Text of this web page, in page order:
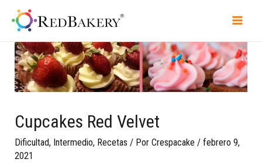
Cupcakes Red Velvet
Dificultad, Intermedio, Recetas / PorCrespacake /febrero 9,
2021